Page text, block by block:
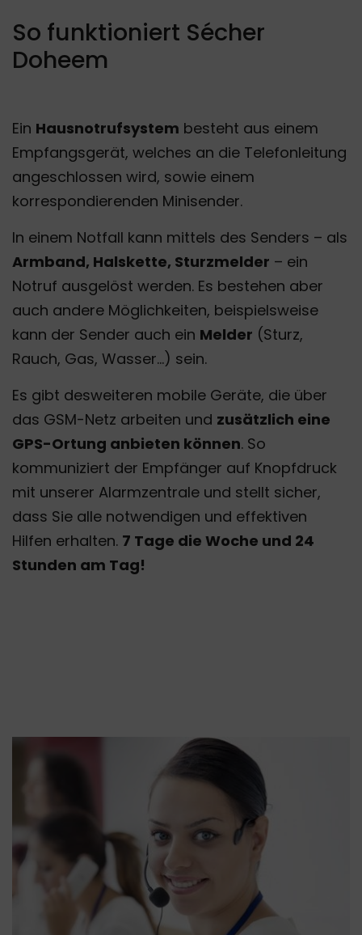
So funktioniert Sécher
Doheem
Ein Hausnotrufsystem besteht aus einem
Empfangsgerät, welches an die Telefonleitung
angeschlossen wird, sowie einem
korrespondierenden Minisender.
In einem Notfall kann mittels des Senders – als
Armband, Halskette, Sturzmelder – ein
Notruf ausgelöst werden. Es bestehen aber
auch andere Möglichkeiten, beispielsweise
kann der Sender auch ein Melder (Sturz,
Rauch, Gas, Wasser…) sein.
Es gibt desweiteren mobile Geräte, die über
das GSM-Netz arbeiten und zusätzlich eine
GPS-Ortung anbieten können. So
kommuniziert der Empfänger auf Knopfdruck
mit unserer Alarmzentrale und stellt sicher,
dass Sie alle notwendigen und effektiven
Hilfen erhalten. 7 Tage die Woche und 24
Stunden am Tag!